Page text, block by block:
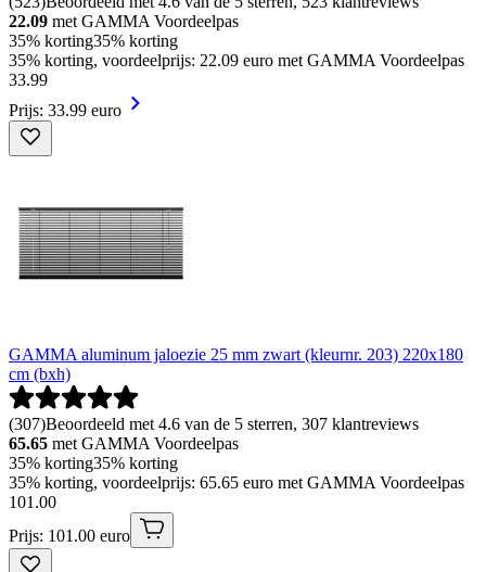
22.09 met GAMMA Voordeelpas
35% korting35% korting
35% korting, voordeelprijs: 22.09 euro met GAMMA Voordeelpas
33.99
Prijs: 33.99 euro
GAMMA aluminum jaloezie 25 mm zwart (kleurnr. 203) 220x180
cm (bxh)
(307)Beoordeeld met 4.6 van de 5 sterren, 307 klantreviews
65.65 met GAMMA Voordeelpas
35% korting35% korting
35% korting, voordeelprijs: 65.65 euro met GAMMA Voordeelpas
101 .00
Prijs: 101.00 euro